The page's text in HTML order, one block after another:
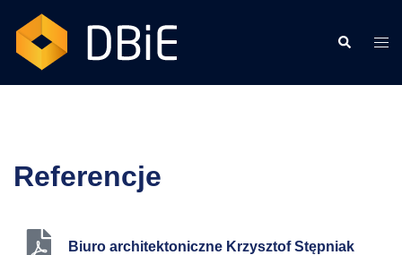
Referencje
Biuro architektoniczne Krzysztof Stępniak